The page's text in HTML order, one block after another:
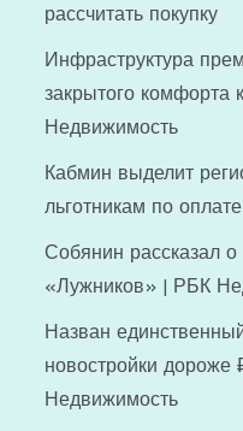
рассчитать покупку
Инфраструктура
закрытого комфорта
Недвижимость
Кабмин выделит
льготникам по
Собянин рассказал
«Лужников» | РБК
Назван
новостройки
Недвижимость